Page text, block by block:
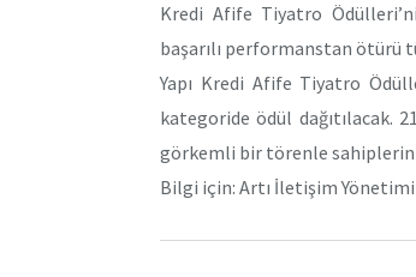
Kredi Afife Tiyatro
başarılı performanstan ötürü
Yapı Kredi Afife Tiyatro
kategoride ödül dağıtılacak.
görkemli bir törenle
Bilgi için: Artı İletişim